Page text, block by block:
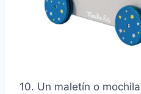
10. Un maletín o